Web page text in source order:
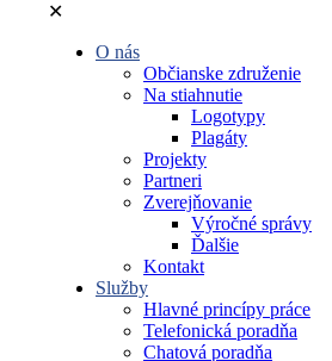
✕
O nás
Občianske združenie
Na stiahnutie
Logotypy
Plagáty
Projekty
Partneri
Zverejňovanie
Výročné správy
Ďalšie
Kontakt
Služby
Hlavné princípy práce
Telefonická poradňa
Chatová poradňa